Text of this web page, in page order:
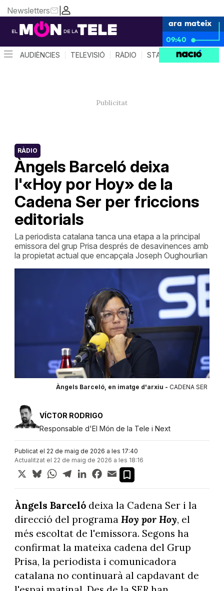
|
Newsletters
ara mateix
09:40
AUDIÈNCIES TELEVISIÓ RÀDIO STAR SYSTEM
Àngels Barceló deixa
l'«Hoy por Hoy» de la
Cadena Ser per friccions
editorials
RÀDIO
La periodista catalana tanca una etapa a la principal
emissora del grup Prisa després de desavinences amb
la propietat actual que encapçala Joseph Oughourlian
Àngels Barceló, en imatge d'arxiu - CADENA SER
VÍCTOR RODRIGO
Responsable d'El Món de la Tele i Next
Publicat el 22 de maig de 2026 a les 17:40
Actualitzat el 22 de maig de 2026 a les 18:16
X BlueskyWhatsApp
TelegramLinkedInFacebook
Email
Àngels Barcelódeixa la Cadena Ser i la
direcció del programa Hoy por Hoy, el
més escoltat de l'emissora. Segons ha
confirmat la mateixa cadena del Grup
Prisa, la periodista i comunicadora
catalana no continuarà al capdavant de